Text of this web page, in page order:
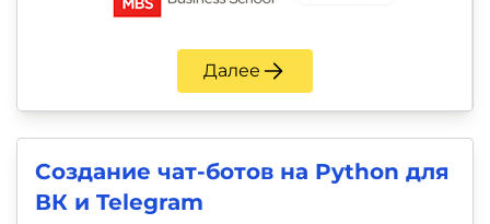
Далее
Создание чат-ботов на Python для
ВК и Telegram